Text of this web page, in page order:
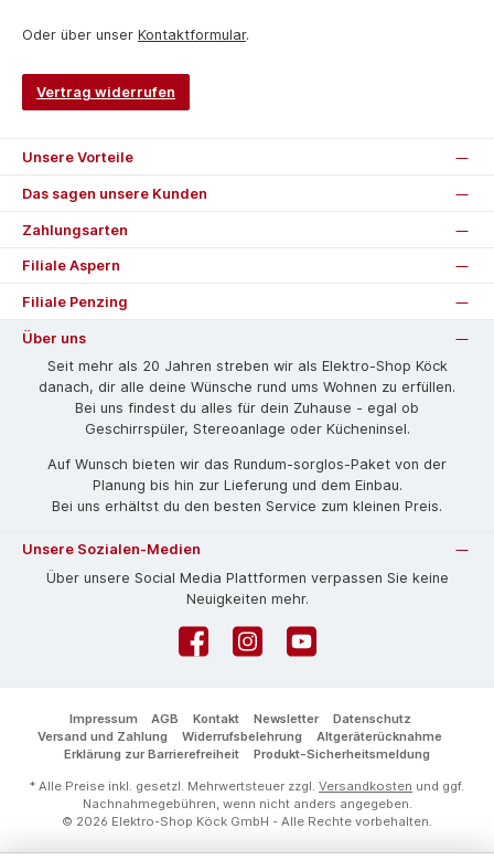
Oder über unser Kontaktformular.
Vertrag widerrufen
Unsere Vorteile
Das sagen unsere Kunden
Zahlungsarten
Filiale Aspern
Filiale Penzing
Über uns
Seit mehr als 20 Jahren streben wir als Elektro-Shop Köck
danach, dir alle deine Wünsche rund ums Wohnen zu erfüllen.
Bei uns findest du alles für dein Zuhause - egal ob
Geschirrspüler, Stereoanlage oder Kücheninsel.
Auf Wunsch bieten wir das Rund­um-sorg­los-Pa­ket von der
Planung bis hin zur Lieferung und dem Einbau.
Bei uns erhältst du den besten Service zum kleinen Preis.
Unsere Sozialen-Medien
Über unsere Social Media Plattformen verpassen Sie keine
Neuigkeiten mehr.
FacebookInstagramYouTube
Impressum AGB Kontakt Newsletter
Datenschutz
Versand und Zahlung
Widerrufsbelehrung
Altgeräterücknahme
Erklärung zur Barrierefreiheit
Produkt-Sicherheitsmeldung
* Alle Preise inkl. gesetzl. Mehrwertsteuer zzgl. Versandkosten und ggf.
Nachnahmegebühren, wenn nicht anders angegeben.
© 2026 Elektro-Shop Köck GmbH - Alle Rechte vorbehalten.